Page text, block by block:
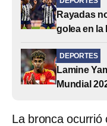
Rayadas
golea en la
DEPORTES
Lamine
Mundial
La bronca ocurrió